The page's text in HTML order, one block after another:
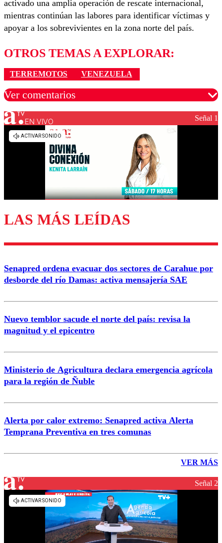
activado una amplia operación de rescate internacional,
mientras continúan las labores para identificar víctimas y
apoyar a los sobrevivientes en la zona norte del país.
OTROS TEMAS A EXPLORAR:
TERREMOTOS VENEZUELA
Ver comentarios
Los comentarios son moderados para garantizar un
diálogo respetuoso.
Enviar comentario
EN VIVO Señal 1
LAS MÁS LEÍDAS
Senapred ordena evacuar dos sectores de Carahue por
desborde del río Damas: activa mensajería SAE
Nuevo temblor sacude el norte del país: revisa la
magnitud y el epicentro
Ministerio de Agricultura declara emergencia agrícola
para la región de Ñuble
Alerta por calor extremo: Senapred activa Alerta
Temprana Preventiva en tres comunas
VER MÁS
Señal 2